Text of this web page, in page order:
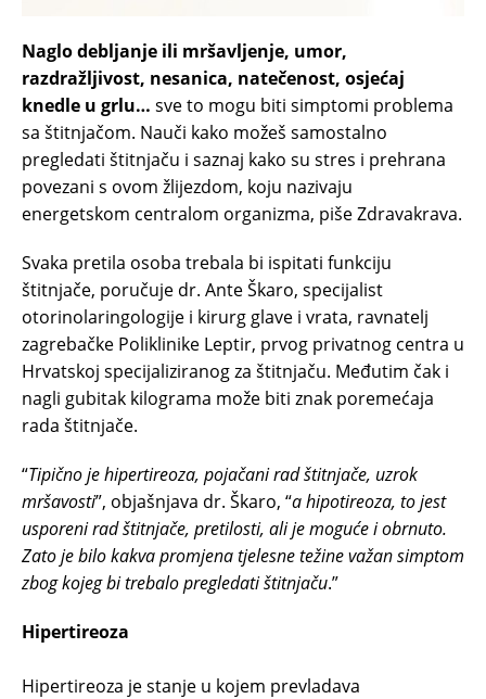
Naglo debljanje ili mršavljenje, umor,
razdražljivost, nesanica, natečenost, osjećaj
knedle u grlu… sve to mogu biti simptomi problema
sa štitnjačom. Nauči kako možeš samostalno
pregledati štitnjaču i saznaj kako su stres i prehrana
povezani s ovom žlijezdom, koju nazivaju
energetskom centralom organizma, piše Zdravakrava.
Svaka pretila osoba trebala bi ispitati funkciju
štitnjače, poručuje dr. Ante Škaro, specijalist
otorinolaringologije i kirurg glave i vrata, ravnatelj
zagrebačke Poliklinike Leptir, prvog privatnog centra u
Hrvatskoj specijaliziranog za štitnjaču. Međutim čak i
nagli gubitak kilograma može biti znak poremećaja
rada štitnjače.
“Tipično je hipertireoza, pojačani rad štitnjače, uzrok
mršavosti”, objašnjava dr. Škaro, “a hipotireoza, to jest
usporeni rad štitnjače, pretilosti, ali je moguće i obrnuto.
Zato je bilo kakva promjena tjelesne težine važan simptom
zbog kojeg bi trebalo pregledati štitnjaču.”
Hipertireoza
Hipertireoza je stanje u kojem prevladava